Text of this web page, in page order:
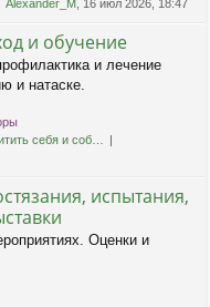
Alexander_M , 16 июл 2026, 18:47
и обучение
и лечение
и натаске.
себя и соб…
испытания,
Оценки и